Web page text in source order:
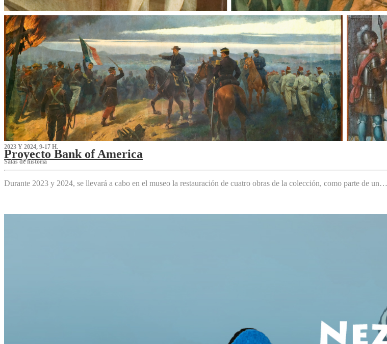
2023 Y 2024, 9-17 H.
Proyecto Bank of America
S‌alas de historia
Durante 2023 y 2024, se llevará a cabo en el museo la restauración de cuatro obras de la colección, como parte de un…